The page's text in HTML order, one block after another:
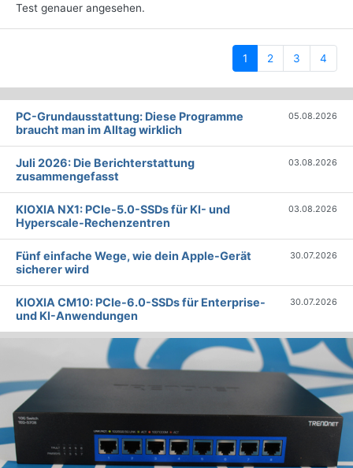
Test genauer angesehen.
1 (current)
2 3 4
PC-Grundausstattung: Diese Programme
braucht man im Alltag wirklich
05.08.2026
Juli 2026: Die Bericht­erstattung
zusammengefasst
03.08.2026
KIOXIA NX1: PCIe-5.0-SSDs für KI- und
Hyperscale-Rechenzentren
03.08.2026
Fünf einfache Wege, wie dein Apple-Gerät
sicherer wird
30.07.2026
KIOXIA CM10: PCIe-6.0-SSDs für Enterprise-
und KI-Anwendungen
30.07.2026